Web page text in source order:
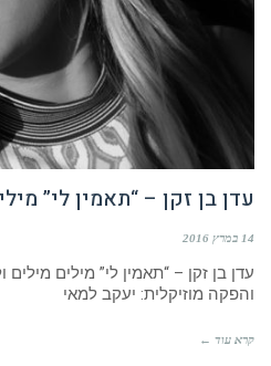
עדן בן זקן – “תאמין לי”
14 במרץ 2016
עדן בן זקן – “תאמין לי” מילים מילים
והפקה מוזיקלית: יעקב למאי
קרא עוד ←